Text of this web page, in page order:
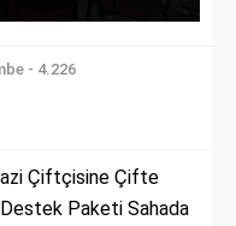
- 4.226
Çiftçisine Çifte
Destek Paketi Sahada